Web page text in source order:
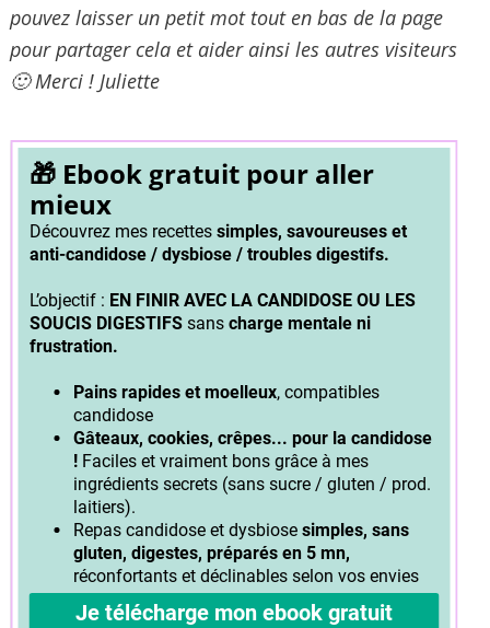
pouvez laisser un petit mot tout en bas de la page
pour partager cela et aider ainsi les autres visiteurs
🙂 Merci ! Juliette